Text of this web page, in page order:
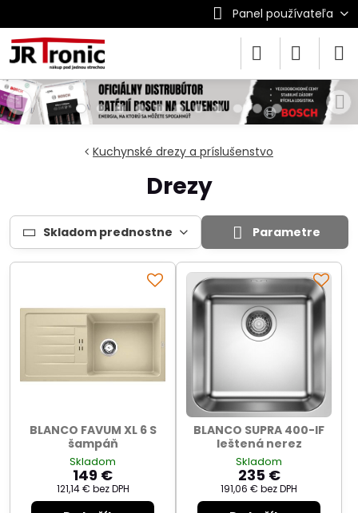
Panel používateľa
Kuchynské drezy a príslušenstvo
Drezy
Skladom prednostne Parametre
BLANCO FAVUM XL 6 S
šampáň
Skladom
149 €
121,14 € bez DPH
BLANCO SUPRA 400-IF
leštená nerez
Skladom
235 €
191,06 € bez DPH